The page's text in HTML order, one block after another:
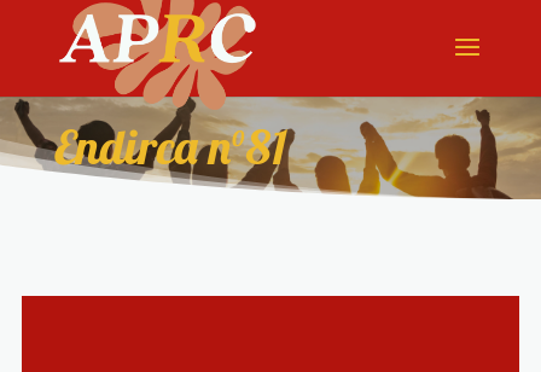
Endirca n°81